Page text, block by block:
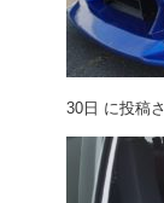
30日 に投稿